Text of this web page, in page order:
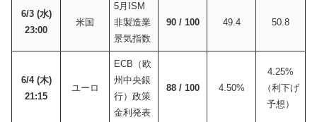
6/3 (水)
23:00
米国
5月ISM
非製造業
景気指数
90 / 100 49.4 50.8
6/4 (木)
21:15
ユーロ
ECB（欧
州中央銀
行）政策
金利発表
88 / 100 4.50%
4.25%
（利下げ
予想）